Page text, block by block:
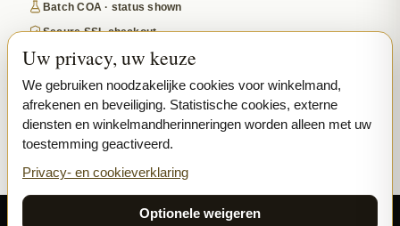
Batch COA · status shown
Secure SSL checkout
Discreet, tracked EU delivery
Premium indoor · COA where published
Google-reviewed
SECURE PAYMENTS
₿ BITCOIN
Solar Shine s.r.o. · Karlova 150/42, 110 00 Praha,
Uw privacy, uw keuze
We gebruiken noodzakelijke cookies voor winkelmand,
afrekenen en beveiliging. Statistische cookies, externe
diensten en winkelmandherinneringen worden alleen met uw
toestemming geactiveerd.
Privacy- en cookieverklaring
Optionele weigeren